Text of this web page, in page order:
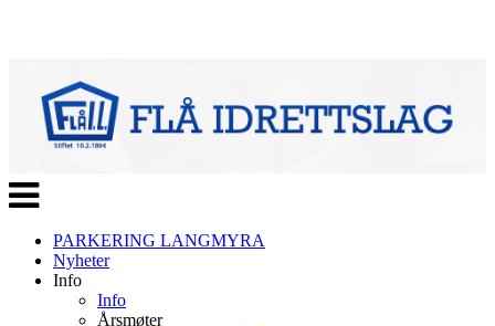
Veksle
navigasjon
PARKERING LANGMYRA
Nyheter
Info
Info
Årsmøter